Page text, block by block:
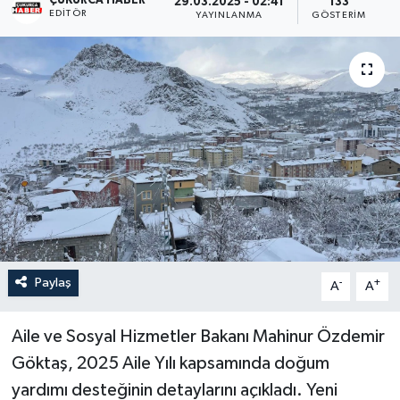
EDITÖR
29.03.2025 - 02:41
YAYINLANMA
133
GÖSTERIM
Paylaş A- A+
Aile ve Sosyal Hizmetler Bakanı Mahinur Özdemir
Göktaş, 2025 Aile Yılı kapsamında doğum
yardımı desteğinin detaylarını açıkladı. Yeni
Teknoloji
Yaşam